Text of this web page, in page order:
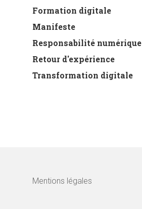
Formation digitale
Manifeste
Responsabilité numérique
Retour d'expérience
Transformation digitale
Mentions légales